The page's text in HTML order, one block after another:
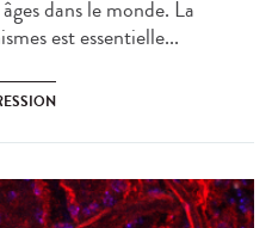
dans le monde. La
est essentielle...